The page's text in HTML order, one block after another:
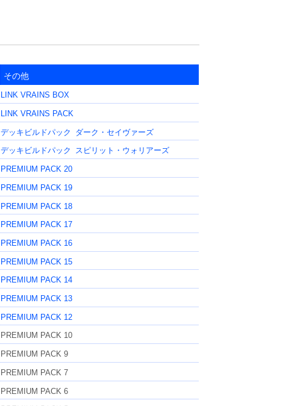
その他
LINK VRAINS BOX
LINK VRAINS PACK
デッキビルドパック ダーク・セイヴァーズ
デッキビルドパック スピリット・ウォリアーズ
PREMIUM PACK 20
PREMIUM PACK 19
PREMIUM PACK 18
PREMIUM PACK 17
PREMIUM PACK 16
PREMIUM PACK 15
PREMIUM PACK 14
PREMIUM PACK 13
PREMIUM PACK 12
PREMIUM PACK 10
PREMIUM PACK 9
PREMIUM PACK 7
PREMIUM PACK 6